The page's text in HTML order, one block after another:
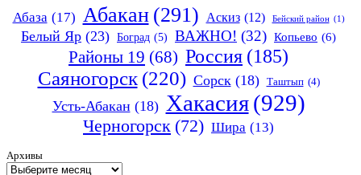
Абаза (17) Абакан (291) Аскиз (12) Бейский район (1)
Белый Яр (23) Боград (5) ВАЖНО! (32) Копьево (6)
Районы 19 (68) Россия (185)
Саяногорск (220) Сорск (18) Таштып (4)
Усть-Абакан (18) Хакасия (929)
Черногорск (72) Шира (13)
Архивы